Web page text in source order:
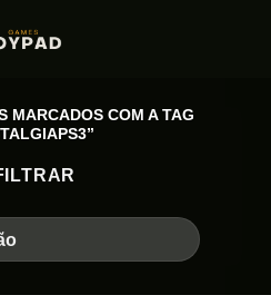
MARCADOS COM A TAG